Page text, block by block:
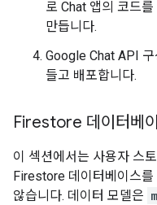
로 Chat 앱의 코드
만듭니다.
Google Chat API
들고 배포합니다.
Firestore 데이터베
이 섹션에서는 사용자 스
Firestore 데이터베이스
않습니다. 데이터 모델은